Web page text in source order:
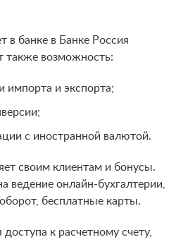
в банке в Банке Россия
также возможность:
импорта и экспорта;
с иностранной валютой.
своим клиентам и бонусы.
ведение онлайн-бухгалтерии,
бесплатные карты.
к расчетному счету,